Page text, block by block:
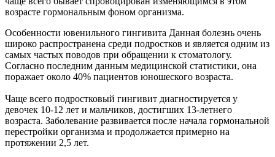
возрасте гормональным фоном организма.
Особенности ювенильного гингивита Данная болезнь очень
широко распространена среди подростков и является одним из
самых частых поводов при обращении к стоматологу.
Согласно последним данным медицинской статистики, она
поражает около 40% пациентов юношеского возраста.
Чаще всего подростковый гингивит диагностируется у
девочек 10-12 лет и мальчиков, достигших 13-летнего
возраста. Заболевание развивается после начала гормональной
перестройки организма и продолжается примерно на
протяжении 2,5 лет.